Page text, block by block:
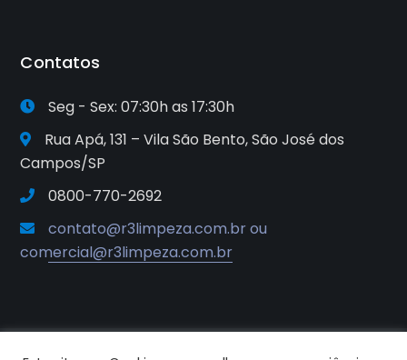
Contatos
Seg - Sex: 07:30h as 17:30h
Rua Apá, 131 – Vila São Bento, São José dos
Campos/SP
0800-770-2692
contato@r3limpeza.com.br ou
comercial@r3limpeza.com.br